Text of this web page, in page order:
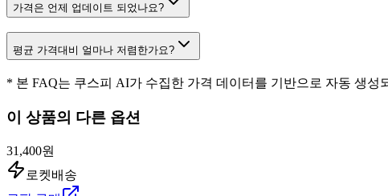
가격은 언제 업데이트 되었나요?
평균 가격대비 얼마나 저렴한가요?
* 본 FAQ는 쿠스피 AI가 수집한 가격 데이터를 기반으로 자동 생
이 상품의 다른 옵션
31,400원
로켓배송